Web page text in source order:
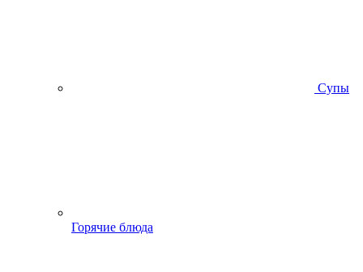
Супы
Горячие блюда